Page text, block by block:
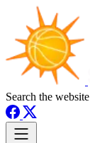
Search the website